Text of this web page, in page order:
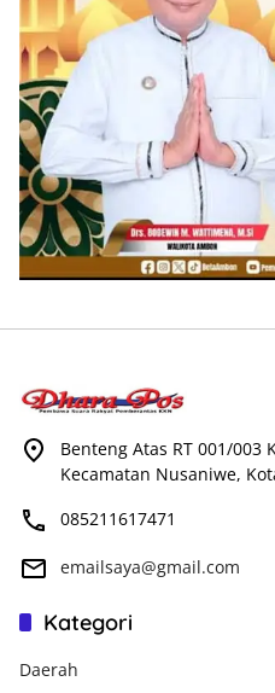
Benteng Atas RT 001/003
Kecamatan Nusaniwe,
085211617471
emailsaya@gmail.com
Kategori
Daerah